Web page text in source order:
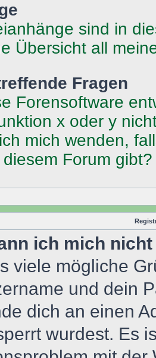
sind in
Übersicht all
Fragen
Forensoftware
x oder y
mich wenden,
Forum gibt?
ich mich
viele mögliche
und dein
dich an einen
wurdest. Es